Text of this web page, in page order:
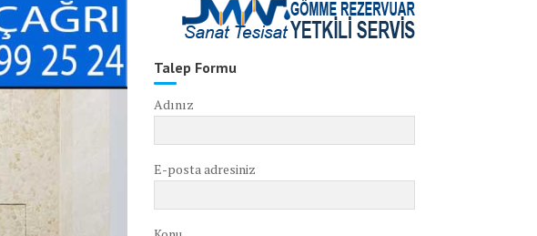
Talep Formu
Adınız
E-posta adresiniz